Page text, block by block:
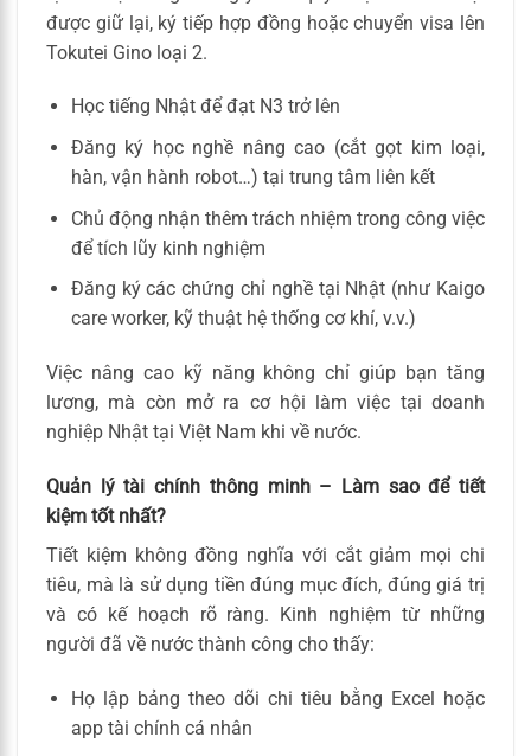
được giữ lại, ký tiếp hợp đồng hoặc chuyển visa lên
Tokutei Gino loại 2.
Học tiếng Nhật để đạt N3 trở lên
Đăng ký học nghề nâng cao (cắt gọt kim loại,
hàn, vận hành robot…) tại trung tâm liên kết
Chủ động nhận thêm trách nhiệm trong công việc
để tích lũy kinh nghiệm
Đăng ký các chứng chỉ nghề tại Nhật (như Kaigo
care worker, kỹ thuật hệ thống cơ khí, v.v.)
Việc nâng cao kỹ năng không chỉ giúp bạn tăng
lương, mà còn mở ra cơ hội làm việc tại doanh
nghiệp Nhật tại Việt Nam khi về nước.
Quản lý tài chính thông minh – Làm sao để tiết
kiệm tốt nhất?
Tiết kiệm không đồng nghĩa với cắt giảm mọi chi
tiêu, mà là sử dụng tiền đúng mục đích, đúng giá trị
và có kế hoạch rõ ràng. Kinh nghiệm từ những
người đã về nước thành công cho thấy:
Họ lập bảng theo dõi chi tiêu bằng Excel hoặc
app tài chính cá nhân